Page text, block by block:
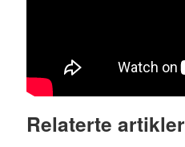
Relaterte artikler